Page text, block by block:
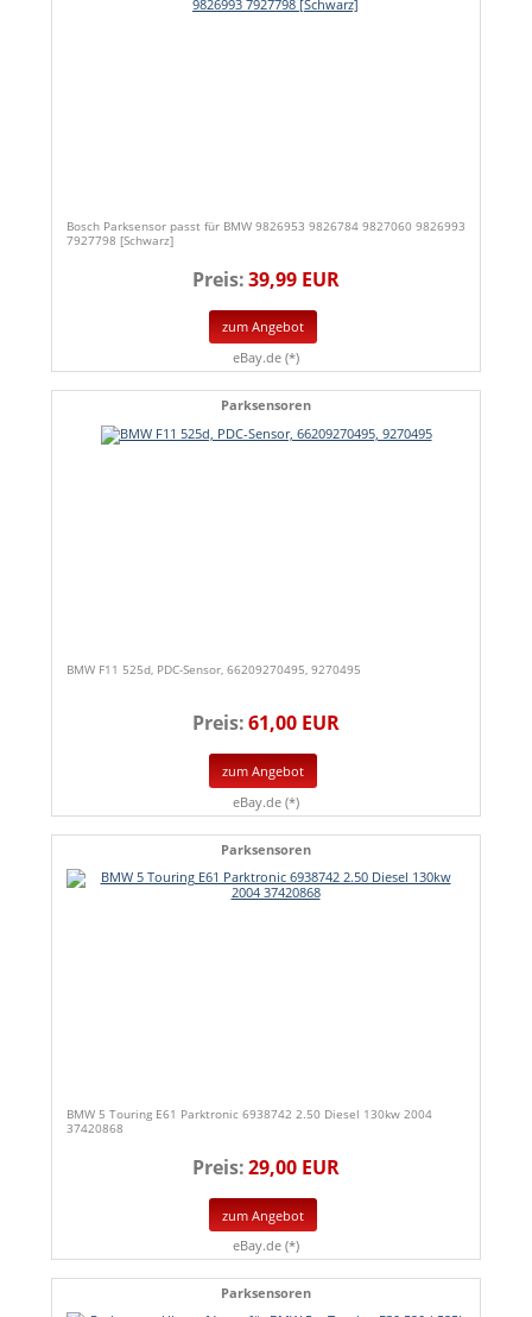
Bosch Parksensor passt für BMW 9826953 9826784 9827060 9826993
7927798 [Schwarz]
Preis:39,99 EUR
zum Angebot
eBay.de (*)
Parksensoren
BMW F11 525d, PDC-Sensor, 66209270495, 9270495
Preis:61,00 EUR
zum Angebot
eBay.de (*)
Parksensoren
BMW 5 Touring E61 Parktronic 6938742 2.50 Diesel 130kw 2004
37420868
Preis:29,00 EUR
zum Angebot
eBay.de (*)
Parksensoren